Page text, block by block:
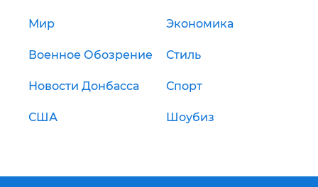
Мир Экономика
Военное Обозрение Стиль
Новости Донбасса Спорт
США Шоубиз